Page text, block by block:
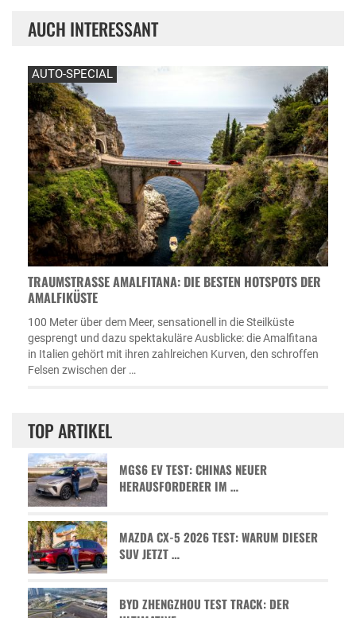
AUCH INTERESSANT
AUTO-SPECIAL
TRAUMSTRASSE AMALFITANA: DIE BESTEN HOTSPOTS DER A
MALFIKÜSTE
100 Meter über dem Meer, sensationell in die Steilküste
gesprengt und dazu spektakuläre Ausblicke: die Amalfitana
in Italien gehört mit ihren zahlreichen Kurven, den schroffen
Felsen zwischen der …
TOP ARTIKEL
MGS6 EV TEST: CHINAS NEUER
HERAUSFORDERER IM …
MAZDA CX-5 2026 TEST: WARUM DIESER
SUV JETZT …
BYD ZHENGZHOU TEST TRACK: DER